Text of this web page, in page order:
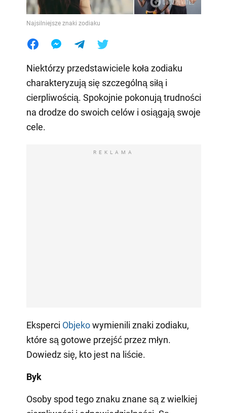
Najsilniejsze znaki zodiaku
Niektórzy przedstawiciele koła zodiaku
charakteryzują się szczególną siłą i
cierpliwością. Spokojnie pokonują trudności
na drodze do swoich celów i osiągają swoje
cele.
REKLAMA
Eksperci Objekowymienili znaki zodiaku,
które są gotowe przejść przez młyn.
Dowiedz się, kto jest na liście.
Byk
Osoby spod tego znaku znane są z wielkiej